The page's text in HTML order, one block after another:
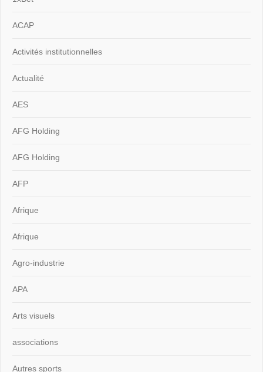
ACAP
Activités institutionnelles
Actualité
AES
AFG Holding
AFG Holding
AFP
Afrique
Afrique
Agro-industrie
APA
Arts visuels
associations
Autres sports